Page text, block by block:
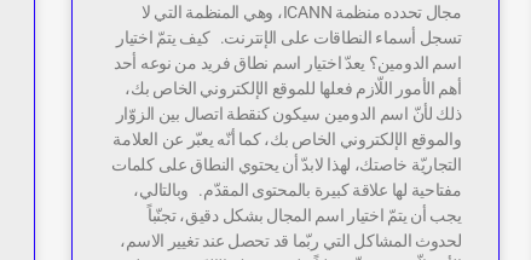
مجال تحدده منظمة ICANN، وهي المنظمة التي لا
تسجل أسماء النطاقات على الإنترنت. كيف يتمّ اختيار
اسم الدومين؟ يعدّ اختيار اسم نطاق فريد من نوعه أحد
أهم الأمور اللّازم فعلها للموقع الإلكتروني الخاص بك،
ذلك لأنّ اسم الدومين سيكون كنقطة اتصال بين الزوّار
والموقع الإلكتروني الخاص بك، كما أنّه يعبّر عن العلامة
التجاريّة خاصتك، لهذا لابدّ أن يحتوي النطاق على كلمات
مفتاحية لها علاقة كبيرة بالمحتوى المقدّم. وبالتالي،
يجب أن يتمّ اختيار اسم المجال بشكل دقيق، تجنّباً
لحدوث المشاكل التي ربّما قد تحصل عند تغيير الاسم،